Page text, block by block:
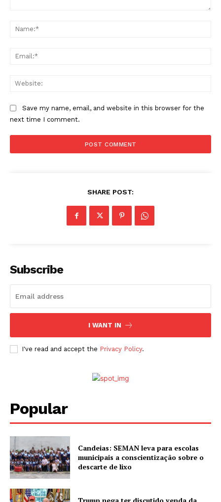
Save my name, email, and website in this browser for the
next time I comment.
SHARE POST:
Subscribe
I WANT IN
I've read and accept the Privacy Policy.
Popular
Candeias: SEMAN leva para escolas
municipais a conscientização sobre o
descarte de lixo